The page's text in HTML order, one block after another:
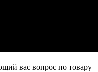
вас вопрос по товару